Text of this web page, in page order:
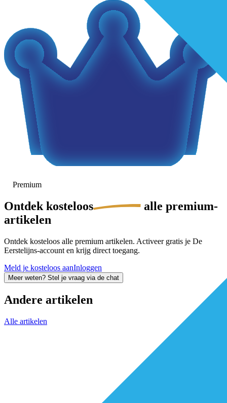
Premium
Ontdek kosteloos
alle premium-
artikelen
Ontdek kosteloos alle premium artikelen. Activeer gratis je De
Eerstelijns-account en krijg direct toegang.
Meld je kosteloos aanInloggen
Meer weten? Stel je vraag via de chat
Andere artikelen
Alle artikelen